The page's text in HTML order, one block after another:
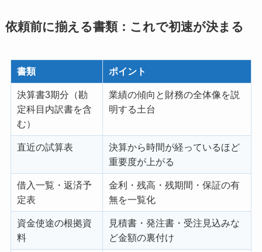
依頼前に揃える書類：これで初速が決まる
書類 ポイント
決算書3期分（勘
定科目内訳書を含
む）
業績の傾向と財務の全体像を説
明する土台
直近の試算表
決算から時間が経っているほど
重要度が上がる
借入一覧・返済予
定表
金利・残高・残期間・保証の有
無を一覧化
資金使途の根拠資
料
見積書・発注書・受注見込みな
ど金額の裏付け